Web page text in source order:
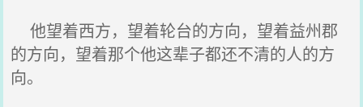
他望着西方，望着轮台的方向，望着益州郡
的方向，望着那个他这辈子都还不清的人的方
向。